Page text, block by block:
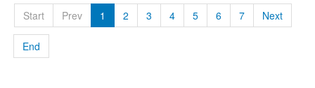
Start Prev 1 2 3 4 5 6 7 Next
End